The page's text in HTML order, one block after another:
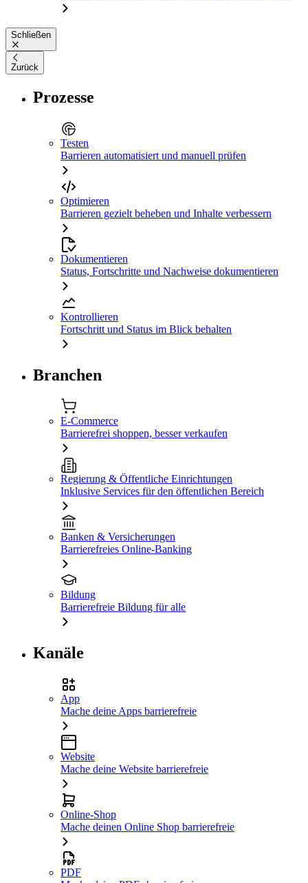
Schließen
Zurück
Prozesse
Testen
Barrieren automatisiert und manuell prüfen
Optimieren
Barrieren gezielt beheben und Inhalte verbessern
Dokumentieren
Status, Fortschritte und Nachweise dokumentieren
Kontrollieren
Fortschritt und Status im Blick behalten
Branchen
E-Commerce
Barrierefrei shoppen, besser verkaufen
Regierung & Öffentliche Einrichtungen
Inklusive Services für den öffentlichen Bereich
Banken & Versicherungen
Barrierefreies Online-Banking
Bildung
Barrierefreie Bildung für alle
Kanäle
App
Mache deine Apps barrierefreie
Website
Mache deine Website barrierefreie
Online-Shop
Mache deinen Online Shop barrierefreie
PDF